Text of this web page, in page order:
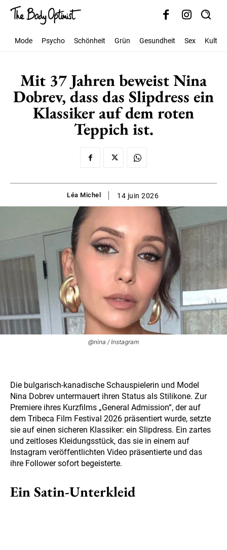
Mode Psycho Schönheit Grün Gesundheit Sex Kultur
Mit 37 Jahren beweist Nina
Dobrev, dass das Slipdress ein
Klassiker auf dem roten
Teppich ist.
Léa Michel 14 juin 2026
@nina / Instagram
Die bulgarisch-kanadische Schauspielerin und Model
Nina Dobrev untermauert ihren Status als Stilikone. Zur
Premiere ihres Kurzfilms „General Admission“, der auf
dem Tribeca Film Festival 2026 präsentiert wurde, setzte
sie auf einen sicheren Klassiker: ein Slipdress. Ein zartes
und zeitloses Kleidungsstück, das sie in einem auf
Instagram veröffentlichten Video präsentierte und das
ihre Follower sofort begeisterte.
Ein Satin-Unterkleid